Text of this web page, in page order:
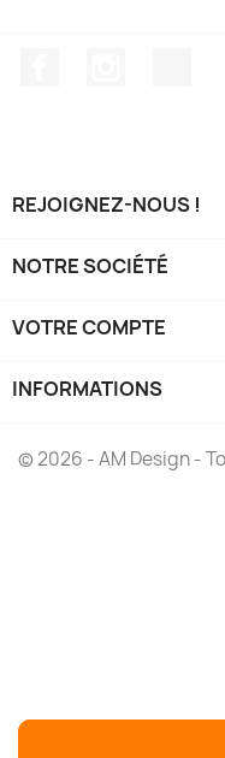
REJOIGNEZ-NOUS !
NOTRE SOCIÉTÉ
VOTRE COMPTE
INFORMATIONS
© 2026 - AM Design -